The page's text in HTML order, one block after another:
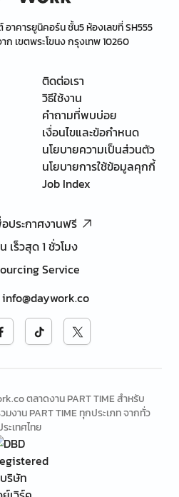
อาคารยูนิคอร์น ชั้น5 ห้องเลขที่ SH555
เขตพระโขนง กรุงเทพ 10260
ติดต่อเรา
วิธีใช้งาน
คำถามที่พบบ่อย
เงื่อนไขและข้อกำหนด
นโยบายความเป็นส่วนตัว
นโยบายการใช้ข้อมูลคุกกี้
Job Index
อประกาศงานฟรี
เร็วสุด 1 ชั่วโมง
Service
info@daywork.co
ตลาดงาน PART TIME สำหรับ
าน PART TIME ทุกประเภท จากทั่ว
ระเทศไทย